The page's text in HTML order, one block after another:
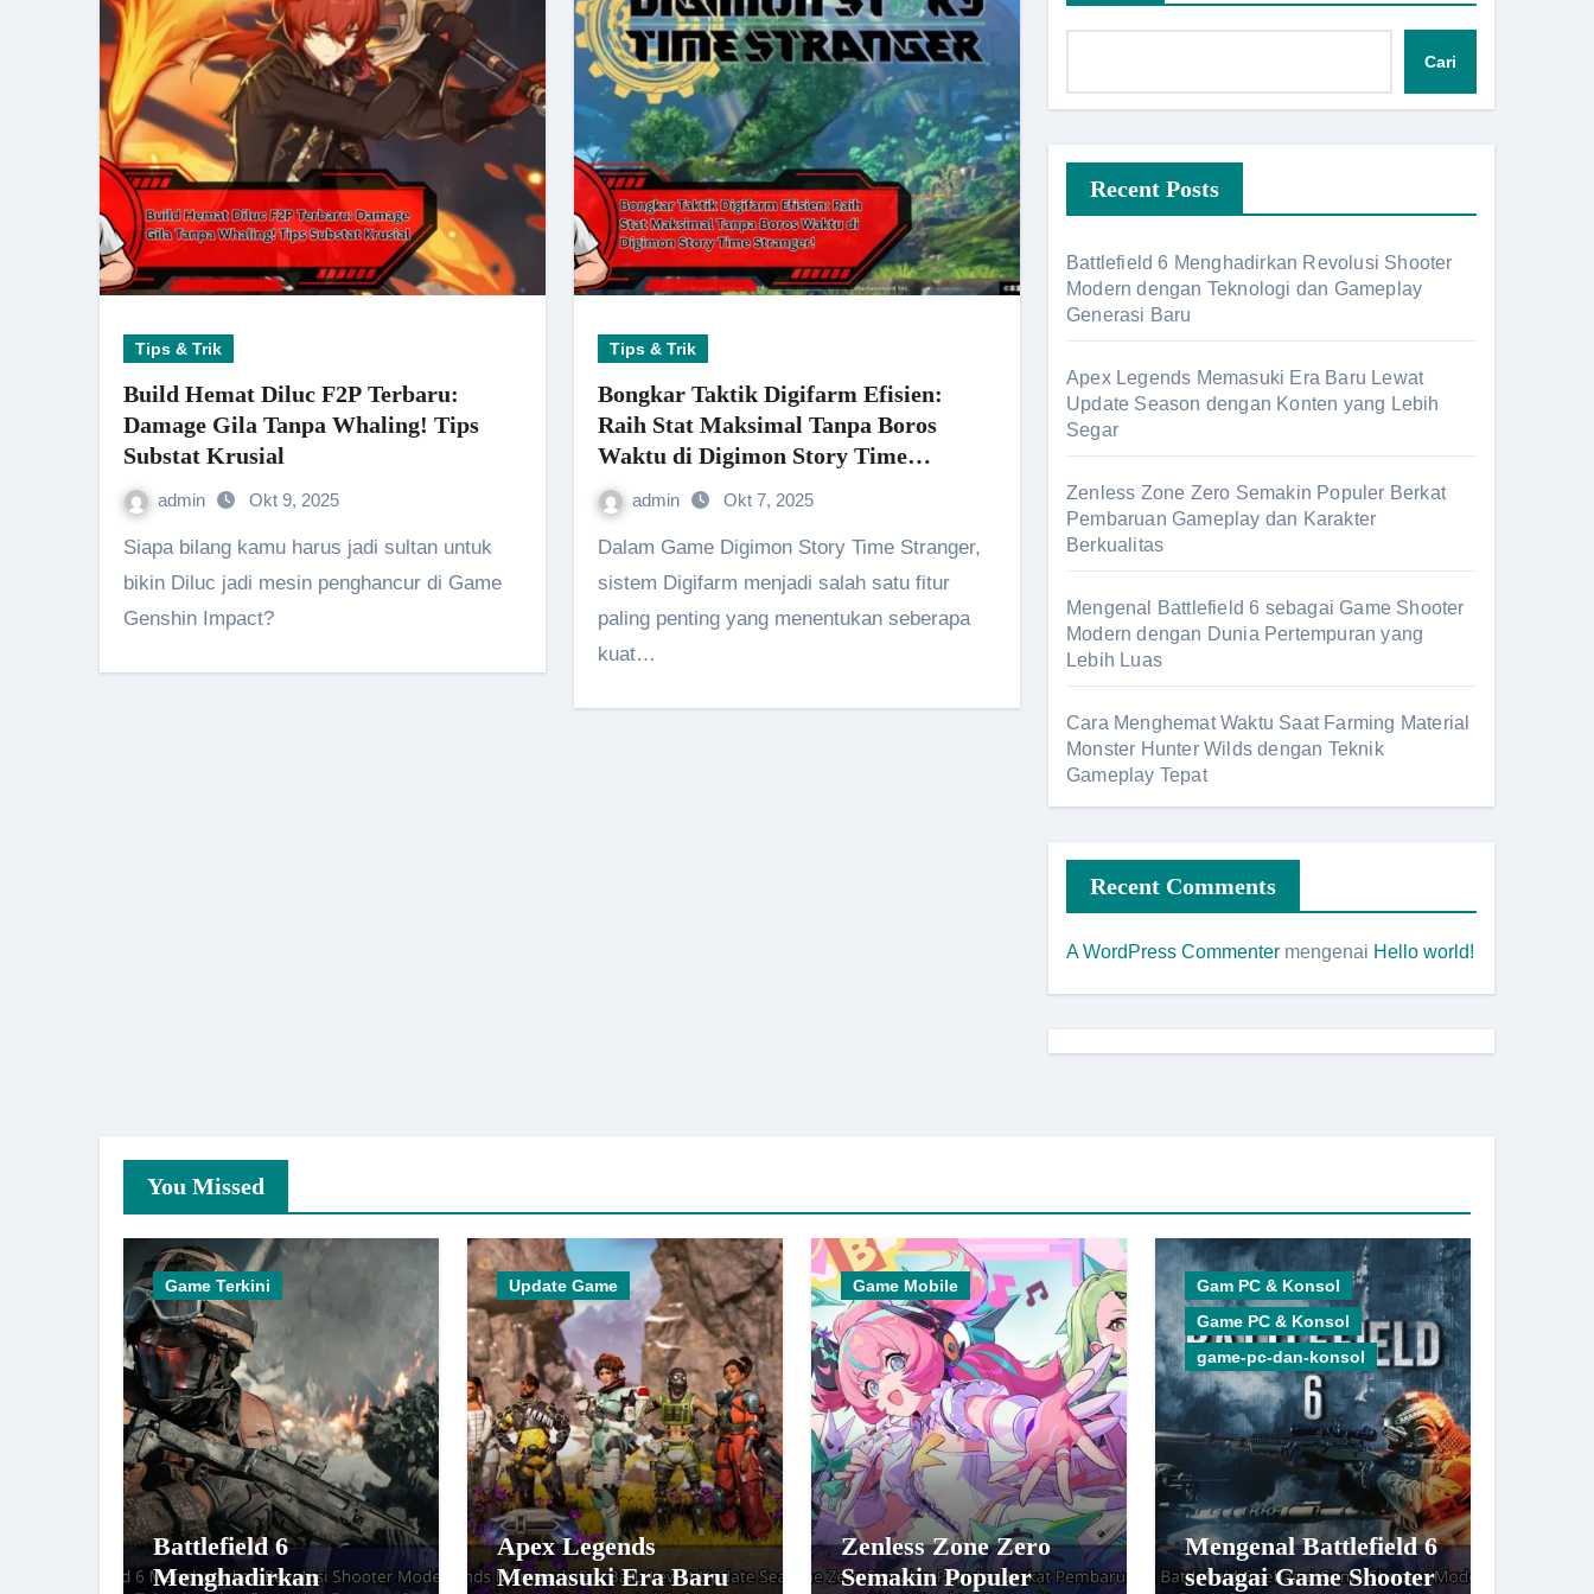
Tips & Trik
Build Hemat Diluc F2P Terbaru:
Damage Gila Tanpa Whaling! Tips
Substat Krusial
admin Okt 9, 2025
Siapa bilang kamu harus jadi sultan untuk
bikin Diluc jadi mesin penghancur di Game
Genshin Impact?
Tips & Trik
Bongkar Taktik Digifarm Efisien:
Raih Stat Maksimal Tanpa Boros
Waktu di Digimon Story Time
Stranger!
admin Okt 7, 2025
Dalam Game Digimon Story Time Stranger,
sistem Digifarm menjadi salah satu fitur
paling penting yang menentukan seberapa
kuat…
Cari
Recent Posts
Battlefield 6 Menghadirkan Revolusi Shooter
Modern dengan Teknologi dan Gameplay
Generasi Baru
Apex Legends Memasuki Era Baru Lewat
Update Season dengan Konten yang Lebih
Segar
Zenless Zone Zero Semakin Populer Berkat
Pembaruan Gameplay dan Karakter
Berkualitas
Mengenal Battlefield 6 sebagai Game Shooter
Modern dengan Dunia Pertempuran yang
Lebih Luas
Cara Menghemat Waktu Saat Farming Material
Monster Hunter Wilds dengan Teknik
Gameplay Tepat
Recent Comments
A WordPress Commenter mengenai Hello world!
You Missed
Game Terkini
Battlefield 6
Menghadirkan
Update Game
Apex Legends
Memasuki Era Baru
Game Mobile
Zenless Zone Zero
Semakin Populer
Gam PC & Konsol
Game PC & Konsol
game-pc-dan-konsol
Mengenal Battlefield 6
sebagai Game Shooter